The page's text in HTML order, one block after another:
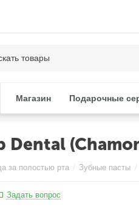
Магазин Подарочные
Dental
за полостью рта / Зубные пасты /
Задать вопрос